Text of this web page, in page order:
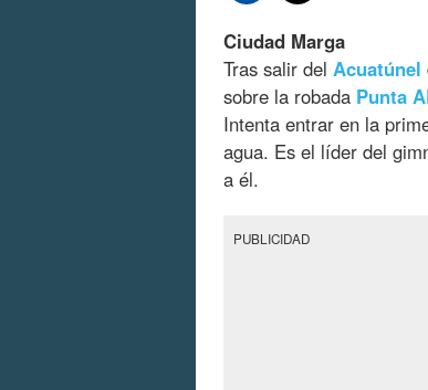
Ciudad Marga
Tras salir del Acuatúnel
sobre la robada Punta
Intenta entrar en la
agua. Es el líder del
a él.
PUBLICIDAD